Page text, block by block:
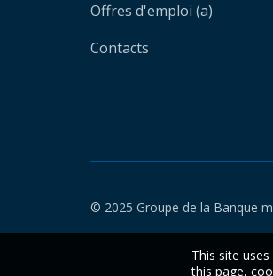
Offres d'emploi (a)
Contacts
© 2025 Groupe de la Banque
This site
this page,